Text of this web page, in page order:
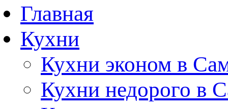
Главная
Кухни
Кухни эконом в
Кухни недорого в